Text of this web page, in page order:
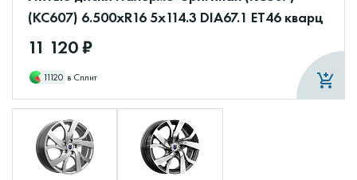
(КС607) 6.500xR16 5x114.3 DIA67.1 ET46 кварц
11 120 ₽
11120 в Сплит